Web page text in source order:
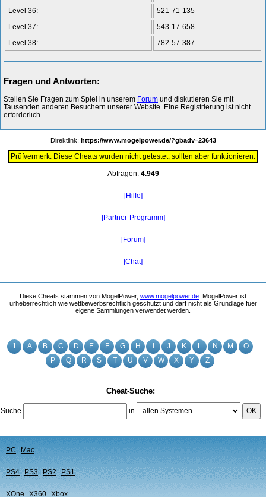
1 A B C D E F G H J K L N M
O
P
Q R S T U V W X Y Z
Cheat-Suche:
Suche in OK
PC Mac
PS4 PS3 PS2 PS1
XOne X360 Xbox
Level 36:
521-71-135
Level 37:
543-17-658
Level 38:
782-57-387
Fragen und Antworten:
Stellen Sie Fragen zum Spiel in unserem Forum und diskutieren Sie mit
Tausenden anderen Besuchern unserer Website. Eine Registrierung ist nicht
erforderlich.
Direktlink: https://www.mogelpower.de/?gbadv=23643
Prüfvermerk: Diese Cheats wurden nicht getestet, sollten aber funktionieren.
Abfragen: 4.949
[Hilfe]
[Partner-Programm]
[Forum]
[Chat]
Diese Cheats stammen von MogelPower, www.mogelpower.de . MogelPower ist
urheberrechtlich wie wettbewerbsrechtlich geschützt und darf nicht als Grundlage fuer
eigene Sammlungen verwendet werden.